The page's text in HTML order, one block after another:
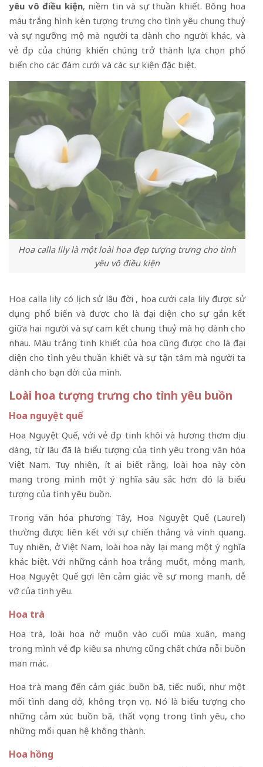
yêu vô điều kiện, niềm tin và sự thuần khiết. Bông hoa
màu trắng hình kèn tượng trưng cho tình yêu chung thuỷ
và sự ngưỡng mộ mà người ta dành cho người khác, và
vẻ đẹp của chúng khiến chúng trở thành lựa chọn phổ
biến cho các đám cưới và các sự kiện đặc biệt.
Hoa calla lily là một loài hoa đẹp tượng trưng cho tình
yêu vô điều kiện
Hoa calla lily có lịch sử lâu đời , hoa cưới cala lily được sử
dụng phổ biến và được cho là đại diện cho sự gắn kết
giữa hai người và sự cam kết chung thuỷ mà họ dành cho
nhau. Màu trắng tinh khiết của hoa cũng được cho là đại
diện cho tình yêu thuần khiết và sự tận tâm mà người ta
dành cho bạn đời của mình.
Loài hoa tượng trưng cho tình yêu buồn
Hoa nguyệt quế
Hoa Nguyệt Quế, với vẻ đẹp tinh khôi và hương thơm dịu
dàng, từ lâu đã là biểu tượng của tình yêu trong văn hóa
Việt Nam. Tuy nhiên, ít ai biết rằng, loài hoa này còn
mang trong mình một ý nghĩa sâu sắc hơn: đó là biểu
tượng của tình yêu buồn.
Trong văn hóa phương Tây, Hoa Nguyệt Quế (Laurel)
thường được liên kết với sự chiến thắng và vinh quang.
Tuy nhiên, ở Việt Nam, loài hoa này lại mang một ý nghĩa
khác biệt. Với những cánh hoa trắng muốt, mỏng manh,
Hoa Nguyệt Quế gợi lên cảm giác về sự mong manh, dễ
vỡ của tình yêu.
Hoa trà
Hoa trà, loài hoa nở muộn vào cuối mùa xuân, mang
trong mình vẻ đẹp kiêu sa nhưng cũng chất chứa nỗi buồn
man mác.
Hoa trà mang đến cảm giác buồn bã, tiếc nuối, như một
mối tình dang dở, không trọn vẹn. Nó là biểu tượng cho
những cảm xúc buồn bã, thất vọng trong tình yêu, cho
những mối quan hệ không thành.
Hoa hồng